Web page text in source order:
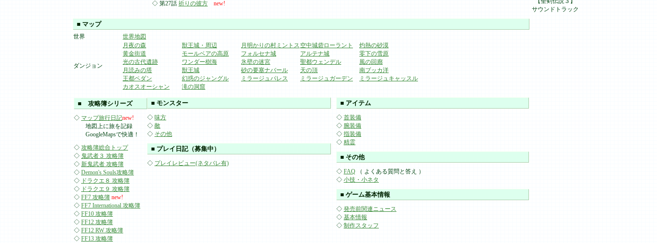
◇ 第27話 祈りの彼方 new!
■ マップ
世界 世界地図
ダンジョン
月夜の森
黄金街道
光の古代遺跡
月読みの塔
王都ペダン
カオスオーシャン
獣王城・周辺
モールベアの高原
ワンダー樹海
獣王城
幻惑のジャングル
滝の洞窟
月明かりの村ミントス
フォルセナ城
氷壁の迷宮
砂の要塞ナバール
ミラージュパレス
空中城砦ローラント
アルテナ城
聖都ウェンデル
天の頂
ミラージュガーデン
灼熱の砂漠
零下の雪原
風の回廊
南ブッカ洋
ミラージュキャッスル
■ 攻略簿シリーズ
◇ マップ旅行日記new!
地図上に旅を記録
GoogleMapsで快適！
◇ 攻略簿総合トップ
◇ 鬼武者３ 攻略簿
◇ 新鬼武者 攻略簿
◇ Demon's Souls攻略簿
◇ ドラクエ８ 攻略簿
◇ ドラクエ９ 攻略簿
◇ FF7 攻略簿 new!
◇ FF7 International 攻略簿
◇ FF10 攻略簿
◇ FF12 攻略簿
◇ FF12 RW 攻略簿
◇ FF13 攻略簿
■ モンスター
◇ 味方
◇ 敵
◇ その他
■ プレイ日記（募集中）
◇ プレイレビュー(ネタバレ有)
■ アイテム
◇ 首装備
◇ 腕装備
◇ 指装備
◇ 精霊
■ その他
◇ FAQ （ よくある質問と答え ）
◇ 小技・小ネタ
■ ゲーム基本情報
◇ 発売前関連ニュース
◇ 基本情報
◇ 制作スタッフ
サウンドトラック